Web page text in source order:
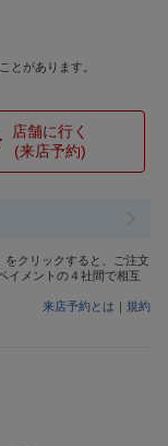
とがあります。
店舗に行く
(来店予約)
クリックすると、ご注文
イメントの４社間で相互
来店予約とは 規約